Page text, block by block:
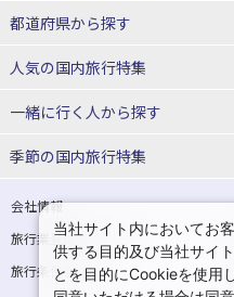
青森県
宮城県
山形県
関東
埼玉県
茨城県
青森県ホテル・旅館
宮城県ホテル・旅館
山形県ホテル・旅館
東京都ホテル・旅館
埼玉県ホテル・旅館
北海道
湯の川温泉(北海道)
十勝川温泉(北海道)
洞爺湖温泉(北海道)
層雲峡温泉(北海道)
東北
花巻温泉(岩手)
都道府県から探す
北海道旅行・ツアー
東北
青森旅行・ツアー
宮城旅行・ツアー
山形旅行・ツアー
人気の国内旅行特集
東京ディズニーリゾート®への旅
一緒に行く人から探す
一人旅 国内版
カップル・夫婦旅行 国内版
卒業旅行・学生旅行 国内版
季節の国内旅行特集
桜・お花見特集
夏休み・お盆の国内旅行
会社情報
旅行業登録票・約款
旅行条件書
当社サイト内においてお
供する目的及び当社サイ
とを目的にCookieを使用